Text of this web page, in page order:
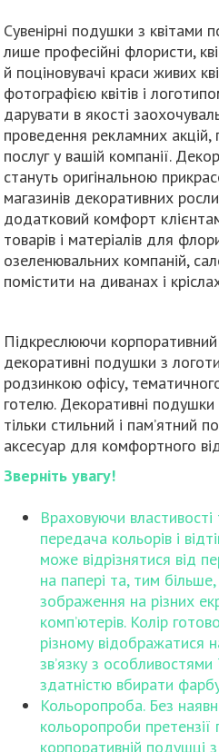
Сувенірні подушки з квітами
лише професійні флористи,
й поціновувачі краси живих
фотографією квітів і
дарувати в якості
проведення рекламних акцій,
послуг у вашій компанії.
стануть оригінальною
магазинів декоративних
додатковий комфорт
товарів і матеріалів для
озеленювальних компаній,
помістити на диванах і
Підкреслюючи корпоративний
декоративні подушки з
родзинкою офісу,
готелю. Декоративні подушки
тільки стильний і пам’ятний
аксесуар для комфортного
Зверніть увагу!
Враховуючи
передача кольорів і
може відрізнятися від
на папері та, тим більше,
зображення на різних
комп’ютерів. Колір
різному відображатися
зв’язку з
здатністю вбирати
Кольоропроба. Без
кольоропроби претензії
корпоративній подушці